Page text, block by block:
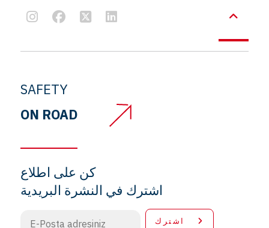
SAFETY
ON ROAD
كن على اطلاع
اشترك في النشرة البريدية